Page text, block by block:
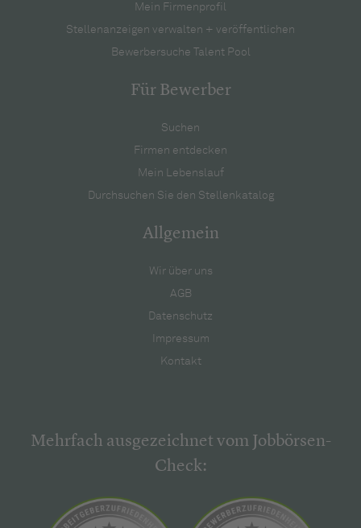
Mein Firmenprofil
Stellenanzeigen verwalten + veröffentlichen
Bewerbersuche Talent Pool
Für Bewerber
Suchen
Firmen entdecken
Mein Lebenslauf
Durchsuchen Sie den Stellenkatalog
Allgemein
Wir über uns
AGB
Datenschutz
Impressum
Kontakt
Mehrfach ausgezeichnet vom Jobbörsen-
Check: